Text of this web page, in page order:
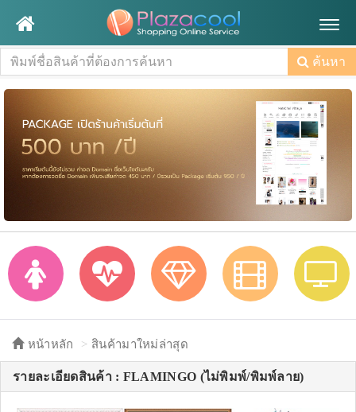
ค้นหา
หน้าหลัก สินค้ามาใหม่ล่าสุด
รายละเอียดสินค้า : FLAMINGO (ไม่พิมพ์/พิมพ์ลาย)